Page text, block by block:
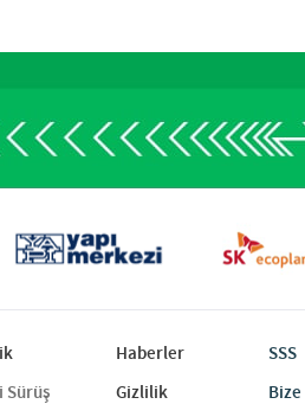
Sürüş
Haberler
Gizlilik
SSS
Bize